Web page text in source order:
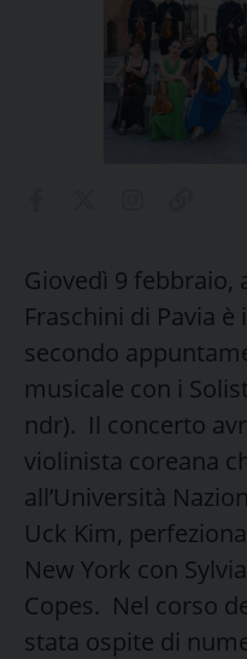
Giovedì 9 febbraio,
Fraschini di Pavia
secondo
musicale con i
ndr). Il concerto
violinista coreana
all’Università
Uck Kim,
New York con
Copes. Nel corso
stata ospite di